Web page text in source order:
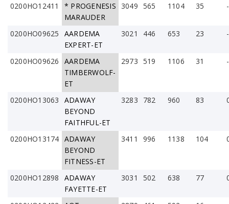
0200HO12411
* PROGENESIS
MARAUDER
3049 565 1104 35
0200HO09625
AARDEMA
EXPERT-ET
3021 446 653 23
0200HO09626
AARDEMA
TIMBERWOLF-
ET
2973 519 1106 31
0200HO13063
ADAWAY
BEYOND
FAITHFUL-ET
3283 782 960 83
0200HO13174 ADAWAY
BEYOND
FITNESS-ET
3411 996 1138 104
0200HO12898
ADAWAY
FAYETTE-ET
3031 502 638 77